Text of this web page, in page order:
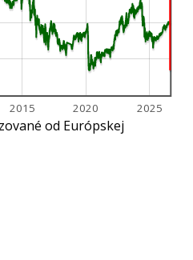
2015 2020 2025
od Európskej